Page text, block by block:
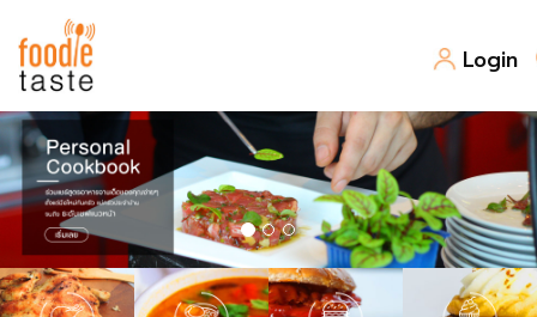
Login
สูตรอาหาร
สูตรอาหารล่าสุด
Top Foodie
พาไปชิม
สารพันก้นครัว